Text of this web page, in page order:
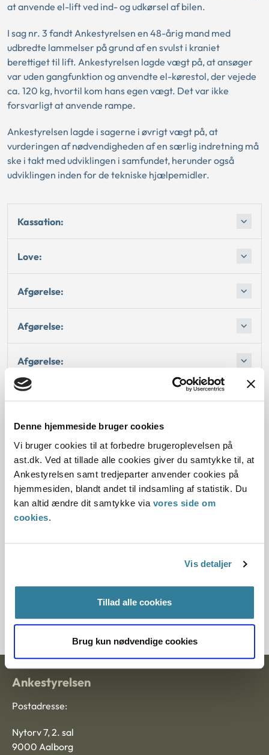
Denne hjemmeside bruger cookies
Vi bruger cookies til at forbedre brugeroplevelsen på
ast.dk. Ved at tillade alle cookies giver du samtykke til, at
Ankestyrelsen samt tredjeparter anvender cookies på
hjemmesiden, blandt andet til indsamling af statistik. Du
kan altid ændre dit samtykke via vores side om
cookies.
Vis detaljer
Tillad alle cookies
Brug kun nødvendige cookies
at anvende el-lift ved ind- og udkørsel af bilen.
I sag nr. 3 fandt Ankestyrelsen en 48-årig mand med
udbredte lammelser på grund af en svulst i kraniet
berettiget til lift. Ankestyrelsen lagde vægt på, at ansøger
var uden gangfunktion og anvendte el-kørestol, der vejede
ca. 120 kg, hvortil kom hans egen vægt. Det var ikke
forsvarligt at anvende rampe.
Ankestyrelsen lagde i sagerne i øvrigt vægt på, at
vurderingen af nødvendigheden af en særlig indretning må
ske i takt med udviklingen i samfundet, herunder også
udviklingen inden for de tekniske hjælpemidler.
Kassation:
Love:
Afgørelse:
Afgørelse:
Afgørelse:
Dato for underskrift
15.02.1995
Offentliggørelsesdato
12.07.2013
Journalnummer
Ankestyrelsen
Postadresse:
Nytorv 7, 2. sal
9000 Aalborg